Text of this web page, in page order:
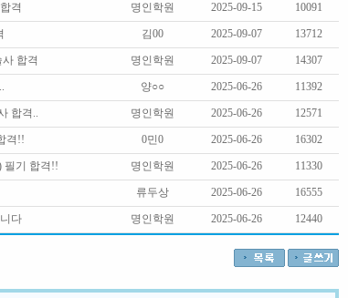
격 명인학원 2025-09-15 10091
김00 2025-09-07 13712
합격 명인학원 2025-09-07 14307
양○○ 2025-06-26 11392
합격.. 명인학원 2025-06-26 12571
격!! 0민0 2025-06-26 16302
필기 합격!! 명인학원 2025-06-26 11330
류두상 2025-06-26 16555
다 명인학원 2025-06-26 12440